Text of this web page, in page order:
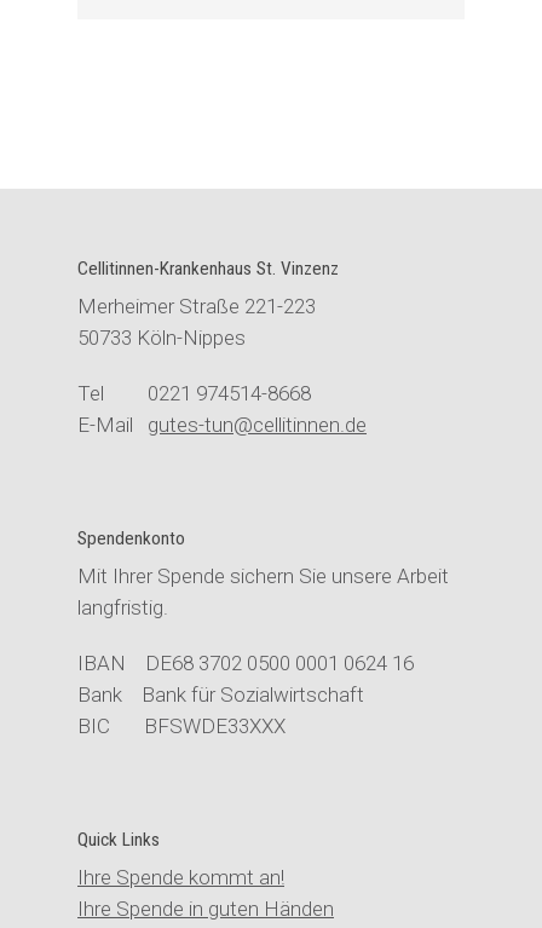
Cellitinnen-Krankenhaus St. Vinzenz
Merheimer Straße 221-223
50733 Köln-Nippes
Tel 0221 974514-8668
E-Mail gutes-tun@cellitinnen.de
Spendenkonto
Mit Ihrer Spende sichern Sie unsere Arbeit
langfristig.
IBAN DE68 3702 0500 0001 0624 16
Bank Bank für Sozialwirtschaft
BIC BFSWDE33XXX
Quick Links
Ihre Spende kommt an!
Ihre Spende in guten Händen